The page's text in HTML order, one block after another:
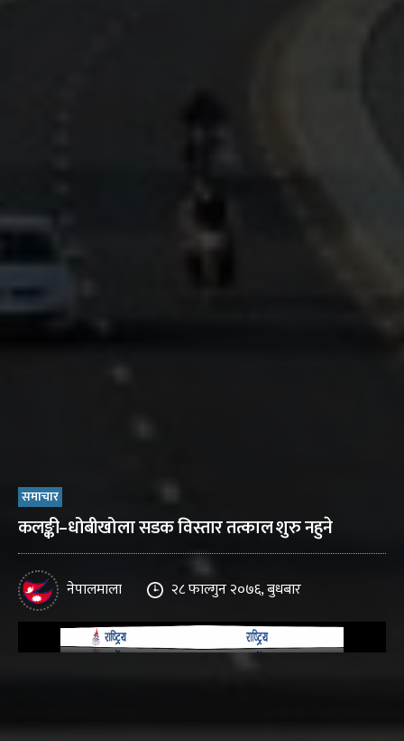
समाचार
कलङ्की–धोबीखोला सडक विस्तार तत्काल शुरु नहुने
नेपालमाला २८ फाल्गुन २०७६, बुधबार